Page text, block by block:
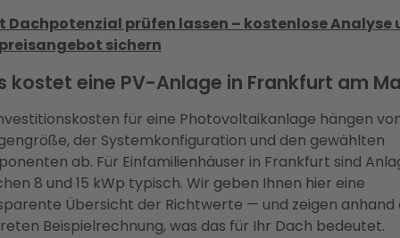
Dachpotenzial prüfen lassen – kostenlose Analyse
sichern
kostet eine PV-Anlage in Frankfurt am
für eine Photovoltaikanlage hängen
der Systemkonfiguration und den gewählten
ab. Für Einfamilienhäuser in Frankfurt sind
8 und 15 kWp typisch. Wir geben Ihnen hier eine
Übersicht der Richtwerte — und zeigen anhand
Beispielrechnung, was das für Ihr Dach bedeutet.